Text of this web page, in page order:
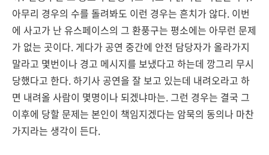
아무리 경우의 수를 돌려봐도 이런 경우는 흔치가 않다. 이번
에 사고가 난 유스페이스의 그 환풍구는 평소에는 아무런 문제
가 없는 곳이다. 게다가 공연 중간에 안전 담당자가 올라가지
말라고 몇번이나 경고 메시지를 보냈다고 하는데 깡그리 무시
당했다고 한다. 하기사 공연을 잘 보고 있는데 내려오라고 하
면 내려올 사람이 몇명이나 되겠냐마는. 그런 경우는 결국 그
이후에 당할 문제는 본인이 책임지겠다는 암묵의 동의나 마찬
가지라는 생각이 든다.